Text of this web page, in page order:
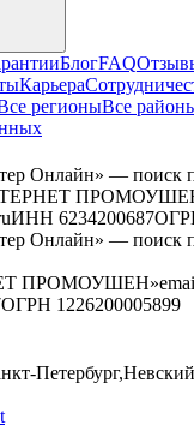
БлогFAQ
Карьера
регионыВсе
Онлайн» — поиск
ИНН 6234200687
Онлайн» — поиск
ПРОМОУШЕН»
ОГРН 1226200005899
Петербург,